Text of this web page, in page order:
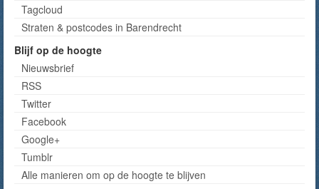
Tagcloud
Straten & postcodes in Barendrecht
Blijf op de hoogte
Nieuwsbrief
RSS
Twitter
Facebook
Google+
Tumblr
Alle manieren om op de hoogte te blijven